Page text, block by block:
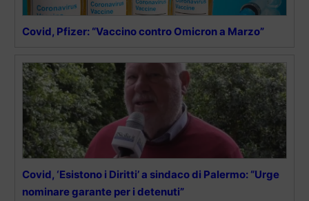
Covid, Pfizer: “Vaccino contro Omicron a Marzo”
Covid, ‘Esistono i Diritti’ a sindaco di Palermo: “Urge
nominare garante per i detenuti”